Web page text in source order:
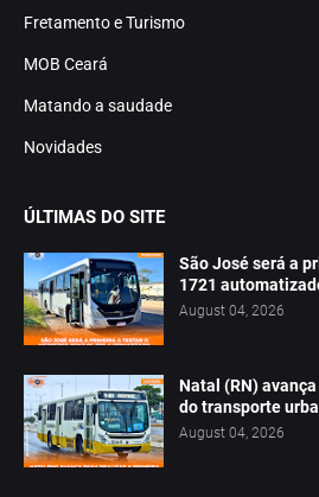
Fretamento e Turismo
MOB Ceará
Matando a saudade
Novidades
ÚLTIMAS DO SITE
São José será a
1721
August 04, 2026
Natal (RN)
do transporte
August 04, 2026